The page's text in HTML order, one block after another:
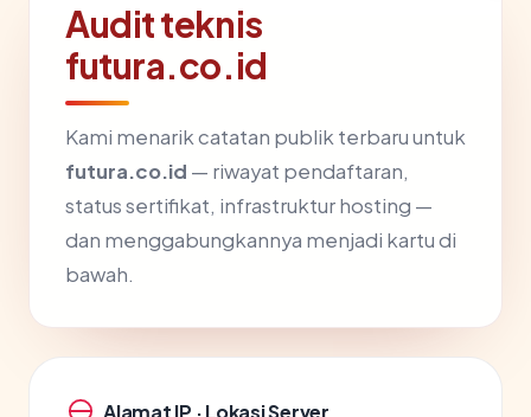
Audit teknis
futura.co.id
Kami menarik catatan publik terbaru untuk
futura.co.id — riwayat pendaftaran,
status sertifikat, infrastruktur hosting —
dan menggabungkannya menjadi kartu di
bawah.
Alamat IP · Lokasi Server